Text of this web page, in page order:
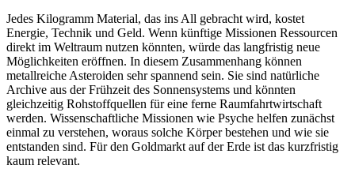
Jedes Kilogramm Material, das ins All gebracht wird, kostet
Energie, Technik und Geld. Wenn künftige Missionen Ressourcen
direkt im Weltraum nutzen könnten, würde das langfristig neue
Möglichkeiten eröffnen. In diesem Zusammenhang können
metallreiche Asteroiden sehr spannend sein. Sie sind natürliche
Archive aus der Frühzeit des Sonnensystems und könnten
gleichzeitig Rohstoffquellen für eine ferne Raumfahrtwirtschaft
werden. Wissenschaftliche Missionen wie Psyche helfen zunächst
einmal zu verstehen, woraus solche Körper bestehen und wie sie
entstanden sind. Für den Goldmarkt auf der Erde ist das kurzfristig
kaum relevant.